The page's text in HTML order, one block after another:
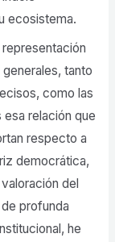
ecosistema.
tanto
como las
relación que
respecto a
democrática,
del
profunda
he